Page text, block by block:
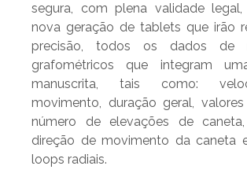
segura, com plena validade
nova geração de tablets que irão
precisão, todos os dados de
grafométricos que integram
manuscrita, tais como:
movimento, duração geral,
número de elevações de caneta,
direção de movimento da caneta
loops radiais.